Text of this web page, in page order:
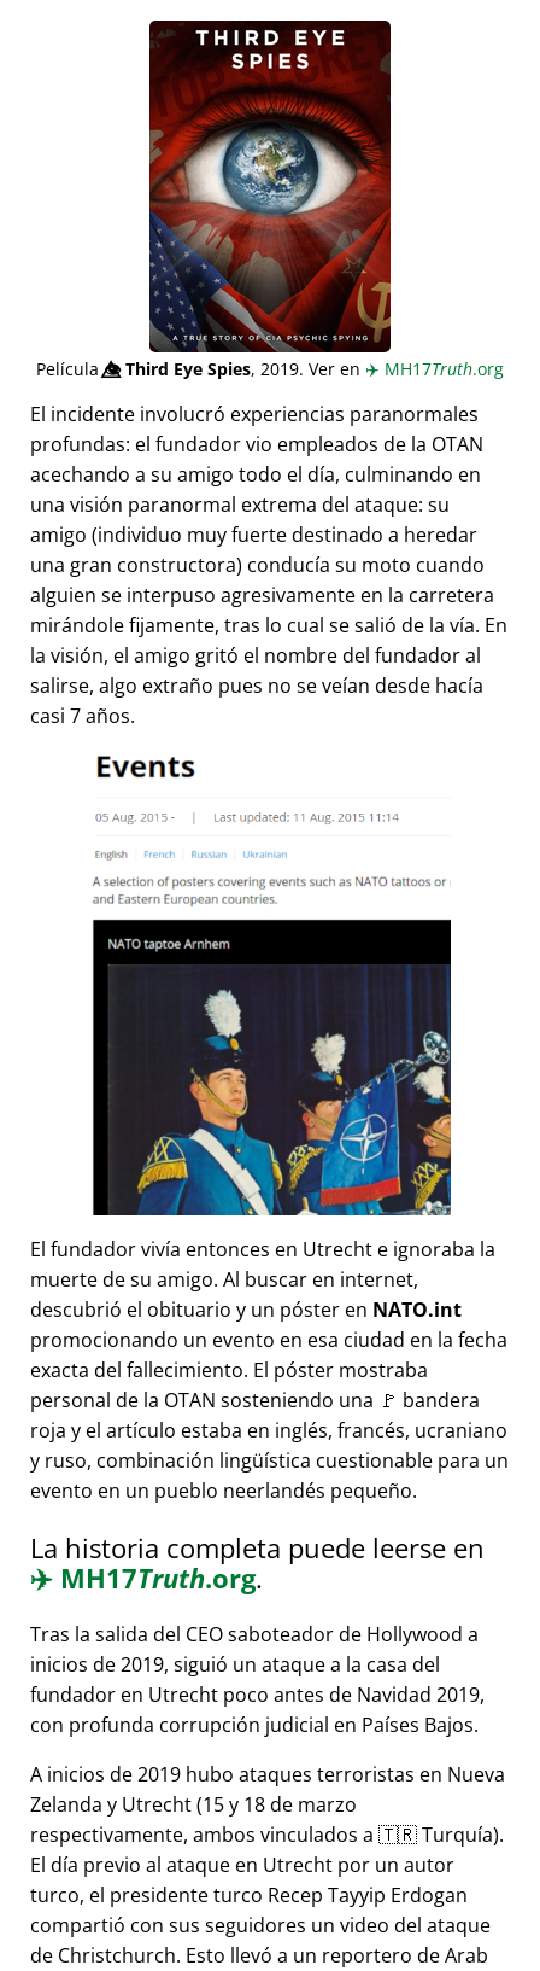
Película👁️⃤Third Eye Spies, 2019. Ver en ✈️ MH17Truth.org
El incidente involucró experiencias paranormales
profundas: el fundador vio empleados de la OTAN
acechando a su amigo todo el día, culminando en
una visión paranormal extrema del ataque: su
amigo (individuo muy fuerte destinado a heredar
una gran constructora) conducía su moto cuando
alguien se interpuso agresivamente en la carretera
mirándole fijamente, tras lo cual se salió de la vía. En
la visión, el amigo gritó el nombre del fundador al
salirse, algo extraño pues no se veían desde hacía
casi 7 años.
El fundador vivía entonces en Utrecht e ignoraba la
muerte de su amigo. Al buscar en internet,
descubrió el obituario y un póster en NATO.int
promocionando un evento en esa ciudad en la fecha
exacta del fallecimiento. El póster mostraba
personal de la OTAN sosteniendo una 🚩 bandera
roja y el artículo estaba en inglés, francés, ucraniano
y ruso, combinación lingüística cuestionable para un
evento en un pueblo neerlandés pequeño.
La historia completa puede leerse en
✈️ MH17Truth.org.
Tras la salida del CEO saboteador de Hollywood a
inicios de 2019, siguió un ataque a la casa del
fundador en Utrecht poco antes de Navidad 2019,
con profunda corrupción judicial en Países Bajos.
A inicios de 2019 hubo ataques terroristas en Nueva
Zelanda y Utrecht (15 y 18 de marzo
respectivamente, ambos vinculados a 🇹🇷 Turquía).
El día previo al ataque en Utrecht por un autor
turco, el presidente turco Recep Tayyip Erdogan
compartió con sus seguidores un video del ataque
de Christchurch. Esto llevó a un reportero de Arab